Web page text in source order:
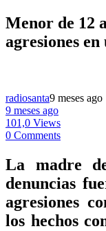
Menor de 12
agresiones
radiosanta9 meses ago
9 meses ago
101,0 Views
0 Comments
La madre
denuncias
agresiones
los hechos